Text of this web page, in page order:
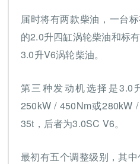
届时将有两款柴油，一台
的2.0升四缸涡轮柴油和标
3.0升V6涡轮柴油。
第三种发动机选择是3.0
250kW / 450Nm或280kW
35t，后者为3.0SC V6。
最初有五个调整级别，其